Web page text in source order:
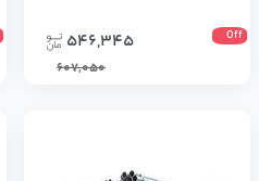
Off
546,345
607,050